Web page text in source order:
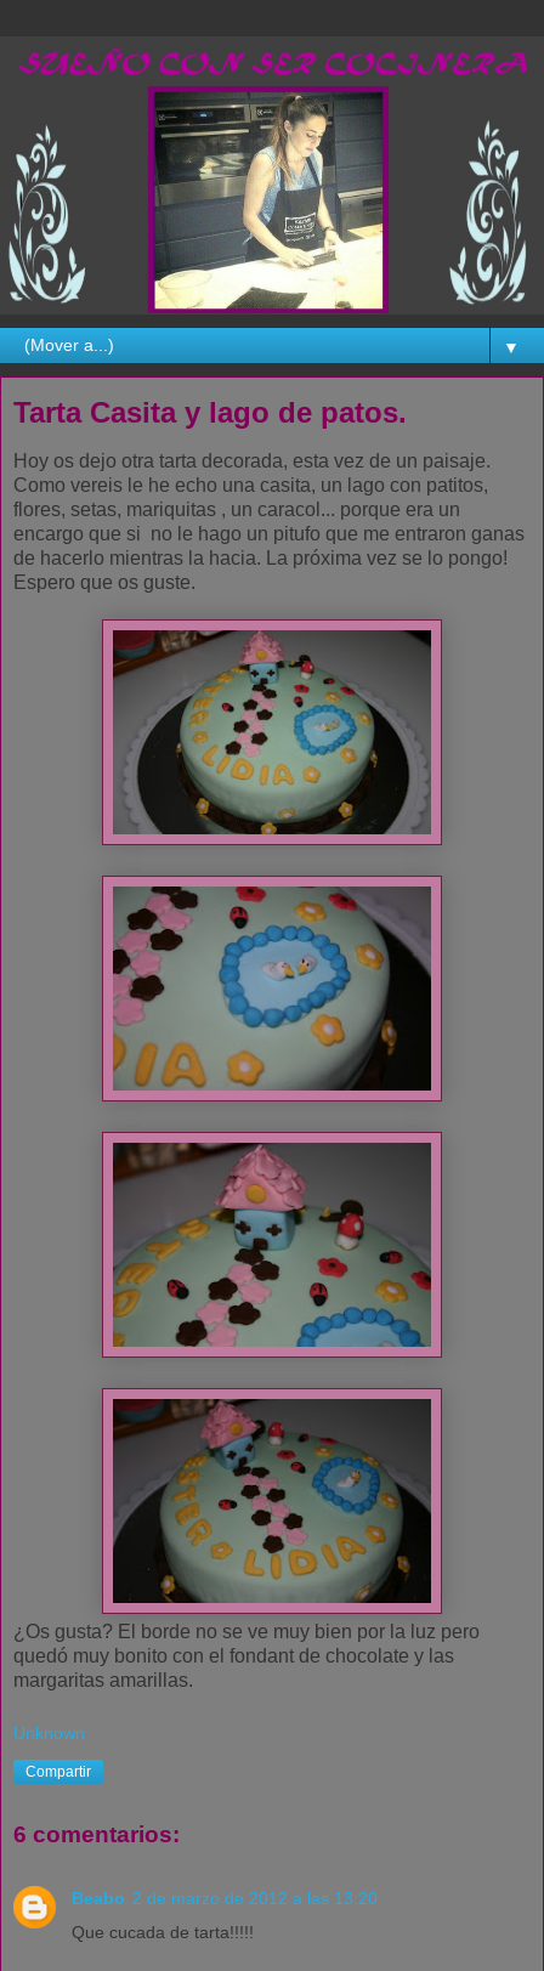
▼
Tarta Casita y lago de patos.
Hoy os dejo otra tarta decorada, esta vez de un paisaje.
Como vereis le he echo una casita, un lago con patitos,
flores, setas, mariquitas , un caracol... porque era un
encargo que si no le hago un pitufo que me entraron ganas
de hacerlo mientras la hacia. La próxima vez se lo pongo!
Espero que os guste.
¿Os gusta? El borde no se ve muy bien por la luz pero
quedó muy bonito con el fondant de chocolate y las
margaritas amarillas.
Unknown
Compartir
6 comentarios:
Beabo 2 de marzo de 2012 a las 13:20
Que cucada de tarta!!!!!